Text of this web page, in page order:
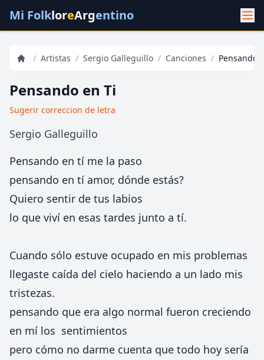
Mi FolkloreArgentino
/ Artistas / Sergio Galleguillo / Canciones / Pensando
Pensando en Ti
Sugerir correccion de letra
Sergio Galleguillo
Pensando en tí me la paso
pensando en tí amor, dónde estás?
Quiero sentir de tus labios
lo que viví en esas tardes junto a tí.
Cuando sólo estuve ocupado en mis problemas
llegaste caída del cielo haciendo a un lado mis
tristezas.
pensando que era algo normal fueron creciendo
en mí los sentimientos
pero cómo no darme cuenta que todo hoy sería